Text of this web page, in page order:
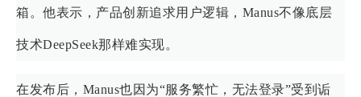
箱。他表示，产品创新追求用户逻辑，Manus不像底层
技术DeepSeek那样难实现。
在发布后，Manus也因为“服务繁忙，无法登录”受到诟